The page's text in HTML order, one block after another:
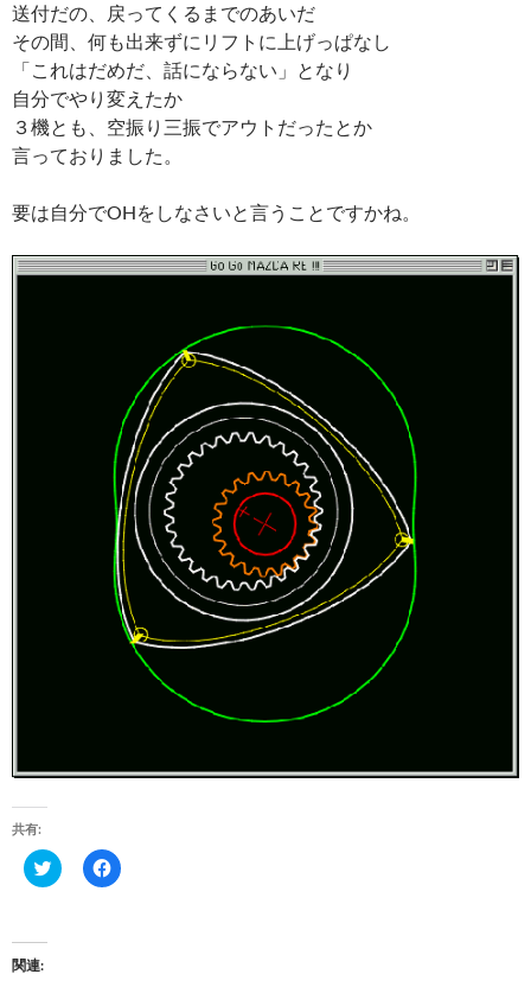
送付だの、戻ってくるまでのあいだ
その間、何も出来ずにリフトに上げっぱなし
「これはだめだ、話にならない」となり
自分でやり変えたか
３機とも、空振り三振でアウトだったとか
言っておりました。
要は自分でOHをしなさいと言うことですかね。
共有:
ク
リ
F
a
関連